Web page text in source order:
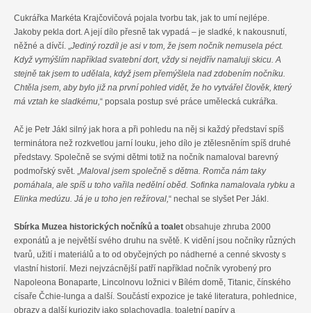
Cukrářka Markéta Krajčovičová pojala tvorbu tak, jak to umí nejlépe.
Jakoby pekla dort. A její dílo přesně tak vypadá – je sladké, k nakousnutí,
něžné a dívčí. „Jediný rozdíl je asi v tom, že jsem nočník nemusela péct.
Když vymýšlím například svatební dort, vždy si nejdřív namaluji skicu. A
stejně tak jsem to udělala, když jsem přemýšlela nad zdobením nočníku.
Chtěla jsem, aby bylo již na první pohled vidět, že ho vytvářel člověk, který
má vztah ke sladkému,“ popsala postup své práce umělecká cukrářka.
Ač je Petr Jákl silný jak hora a při pohledu na něj si každý představí spíš
terminátora než rozkvetlou jarní louku, jeho dílo je ztělesněním spíš druhé
představy. Společně se svými dětmi totiž na nočník namaloval barevný
podmořský svět. „Maloval jsem společně s dětma. Romča nám taky
pomáhala, ale spíš u toho vařila nedělní oběd. Sofinka namalovala rybku a
Elinka medúzu. Já je u toho jen režíroval,“ nechal se slyšet Per Jákl.
Sbírka Muzea historických nočníků a toalet obsahuje zhruba 2000
exponátů a je největší svého druhu na světě. K vidění jsou nočníky různých
tvarů, užití i materiálů a to od obyčejných po nádherné a cenné skvosty s
vlastní historií. Mezi nejvzácnější patří například nočník vyrobený pro
Napoleona Bonaparte, Lincolnovu ložnici v Bílém domě, Titanic, čínského
císaře Čchie-lunga a další. Součástí expozice je také literatura, pohlednice,
obrazy a další kuriozity jako splachovadla, toaletní papíry a